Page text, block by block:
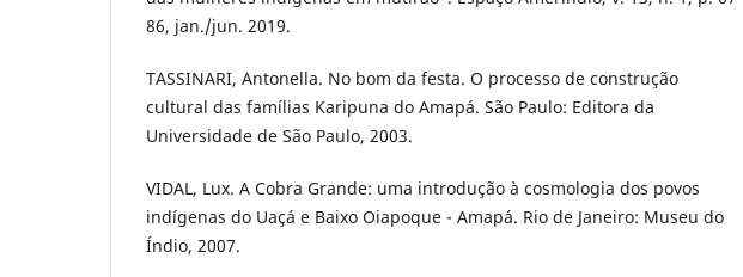
86, jan./jun. 2019.
TASSINARI, Antonella. No bom da festa. O processo de construção
cultural das famílias Karipuna do Amapá. São Paulo: Editora da
Universidade de São Paulo, 2003.
VIDAL, Lux. A Cobra Grande: uma introdução à cosmologia dos povos
indígenas do Uaçá e Baixo Oiapoque - Amapá. Rio de Janeiro: Museu do
Índio, 2007.